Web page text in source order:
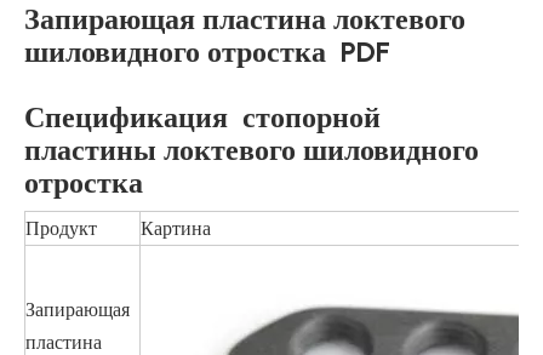
Запирающая пластина локтевого
шиловидного отростка PDF
Спецификация стопорной
пластины локтевого шиловидного
отростка
Продукт Картина
Запирающая
пластина